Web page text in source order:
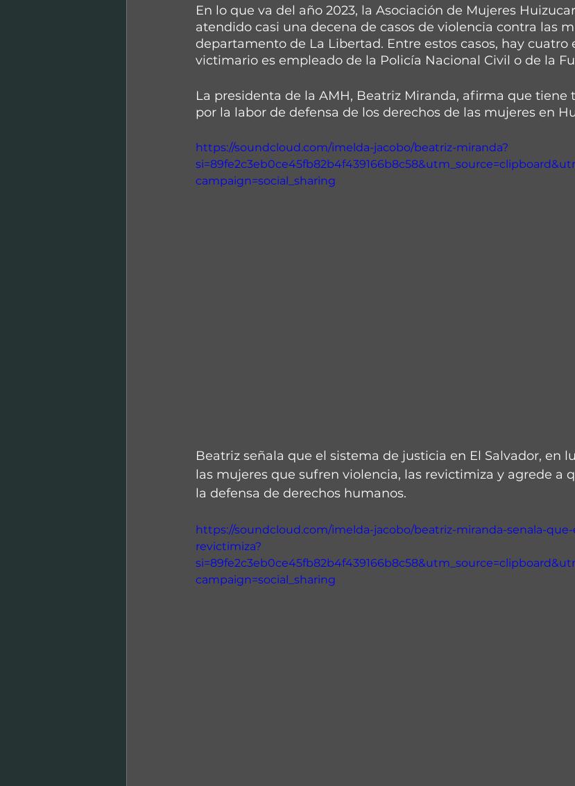
En lo que va del año 2023, la Asociación de Mujeres
atendido casi una decena de casos de violencia contra las
departamento de La Libertad. Entre estos casos, hay cuatro
victimario es empleado de la Policía Nacional Civil o de la
La presidenta de la AMH, Beatriz Miranda, afirma que tiene
por la labor de defensa de los derechos de las mujeres en
https://soundcloud.com/imelda-jacobo/beatriz-miranda?
campaign=social_sharing
Beatriz señala que el sistema de justicia en El Salvador, en
las mujeres que sufren violencia, las revictimiza y agrede a
la defensa de derechos humanos.
https://soundcloud.com/imelda-jacobo/beatriz-miranda-senala-
revictimiza?
campaign=social_sharing